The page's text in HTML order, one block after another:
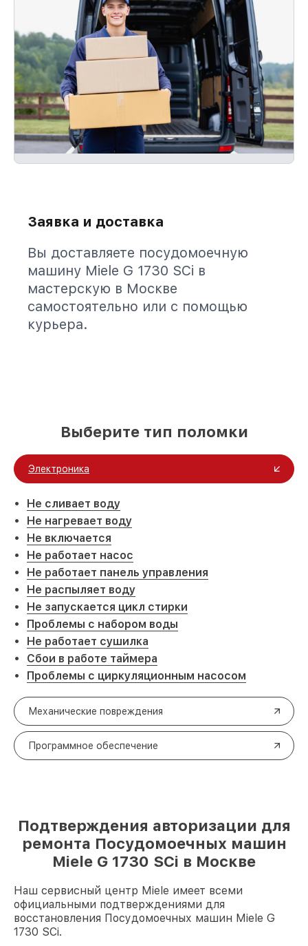
Заявка и доставка
Вы доставляете посудомоечную
машину Miele G 1730 SCi в
мастерскую в Москве
самостоятельно или с помощью
курьера.
Выберите тип поломки
Электроника
Не сливает воду
Не нагревает воду
Не включается
Не работает насос
Не работает панель управления
Не распыляет воду
Не запускается цикл стирки
Проблемы с набором воды
Не работает сушилка
Сбои в работе таймера
Проблемы с циркуляционным насосом
Механические повреждения
Программное обеспечение
Подтверждения авторизации для
ремонта Посудомоечных машин
Miele G 1730 SCi в Москве
Наш сервисный центр Miele имеет всеми
официальными подтверждениями для
восстановления Посудомоечных машин Miele G
1730 SCi.